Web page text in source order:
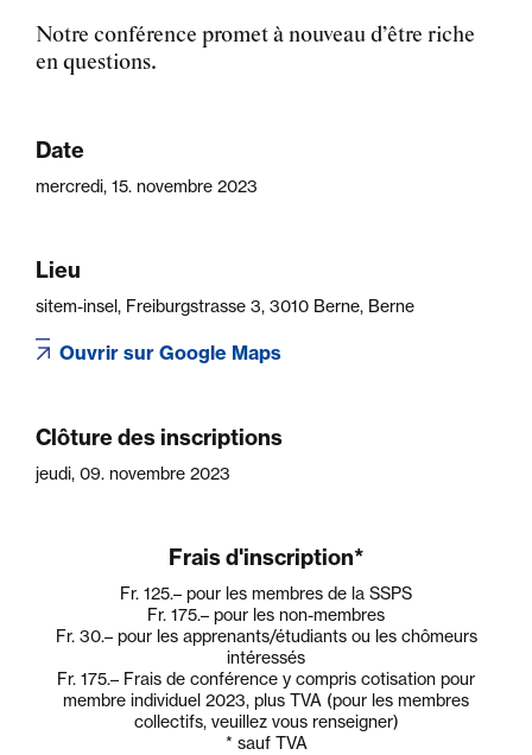
Notre conférence promet à nouveau d’être riche
en questions.
Date
mercredi, 15. novembre 2023
Lieu
sitem-insel, Freiburgstrasse 3, 3010 Berne, Berne
Ouvrir sur Google Maps
Clôture des inscriptions
jeudi, 09. novembre 2023
Frais d'inscription*
Fr. 125.– pour les membres de la SSPS
Fr. 175.– pour les non-membres
Fr. 30.–pour les apprenants/étudiants ou les chômeurs
intéressés
Fr. 175.– Frais de conférence y compris cotisation pour
membre individuel 2023, plus TVA (pour les membres
collectifs, veuillez vous renseigner)
* sauf TVA